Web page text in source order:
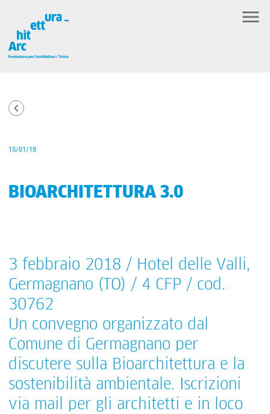
15/01/18
BIOARCHITETTURA 3.0
3 febbraio 2018 / Hotel delle Valli,
Germagnano (TO) / 4 CFP / cod.
30762
Un convegno organizzato dal
Comune di Germagnano per
discutere sulla Bioarchitettura e la
sostenibilità ambientale. Iscrizioni
via mail per gli architetti e in loco